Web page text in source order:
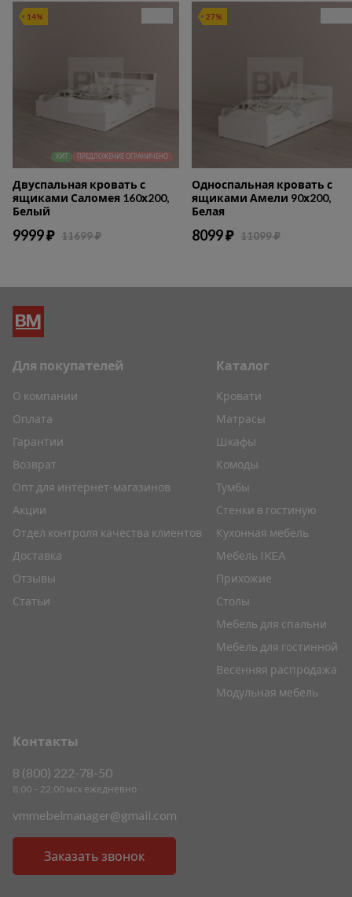
14%
ХИТ ПРЕДЛОЖЕНИЕ ОГРАНИЧЕНО
Двуспальная кровать с
ящиками Саломея 160х200,
Белый
9999 ₽ 11699 ₽
27%
Односпальная кровать с
ящиками Амели 90х200,
Белая
8099 ₽ 11099 ₽
Контакты
8 (800) 222-78-50
8:00 – 22:00 мск ежедневно
vmmebelmanager@gmail.com
Заказать звонок
Каталог
Кровати
Матрасы
Шкафы
Комоды
Тумбы
Стенки в гостиную
Кухонная мебель
Мебель IKEA
Прихожие
Столы
Мебель для спальни
Мебель для гостинной
Весенняя распродажа
Модульная мебель
Для покупателей
О компании
Оплата
Гарантии
Возврат
Опт для интернет-магазинов
Акции
Отдел контроля качества клиентов
Доставка
Отзывы
Статьи